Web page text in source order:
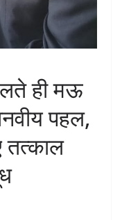
ही मऊ
पहल,
तत्काल